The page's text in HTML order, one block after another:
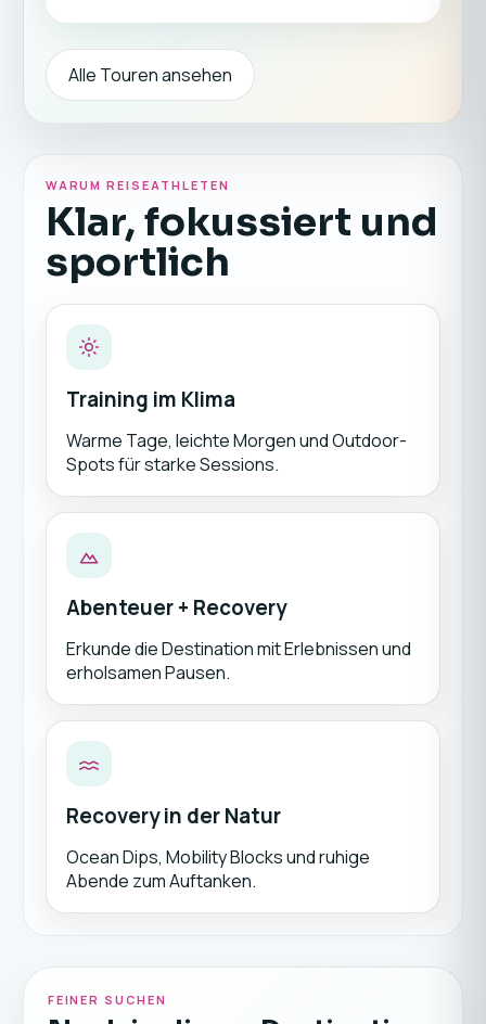
Alle Touren ansehen
WARUM REISEATHLETEN
Klar, fokussiert und
sportlich
Training im Klima
Warme Tage, leichte Morgen und Outdoor-
Spots für starke Sessions.
Abenteuer + Recovery
Erkunde die Destination mit Erlebnissen und
erholsamen Pausen.
Recovery in der Natur
Ocean Dips, Mobility Blocks und ruhige
Abende zum Auftanken.
FEINER SUCHEN